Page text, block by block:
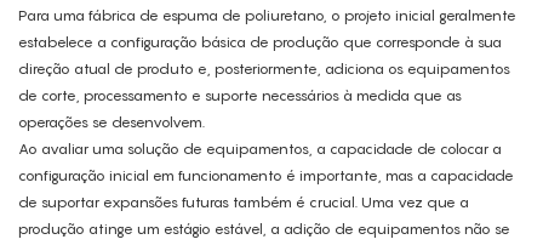
Para uma fábrica de espuma de poliuretano, o projeto inicial geralmente
estabelece a configuração básica de produção que corresponde à sua
direção atual de produto e, posteriormente, adiciona os equipamentos
de corte, processamento e suporte necessários à medida que as
operações se desenvolvem.
Ao avaliar uma solução de equipamentos, a capacidade de colocar a
configuração inicial em funcionamento é importante, mas a capacidade
de suportar expansões futuras também é crucial. Uma vez que a
produção atinge um estágio estável, a adição de equipamentos não se